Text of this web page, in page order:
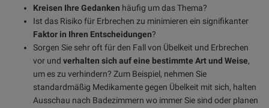
Kreisen Ihre Gedanken häufig um das Thema?
Ist das Risiko für Erbrechen zu minimieren ein signifikanter
Faktor in Ihren Entscheidungen?
Sorgen Sie sehr oft für den Fall von Übelkeit und Erbrechen
vor und verhalten sich auf eine bestimmte Art und Weise,
um es zu verhindern? Zum Beispiel, nehmen Sie
standardmäßig Medikamente gegen Übelkeit mit sich, halten
Ausschau nach Badezimmern wo immer Sie sind oder planen